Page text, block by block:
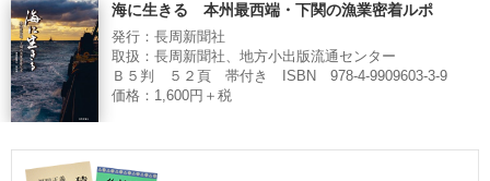
海に生きる 本州最西端・下関の漁業密着ルポ
発行：長周新聞社
取扱：長周新聞社、地方小出版流通センター
Ｂ５判 ５２頁 帯付き ISBN 978-4-9909603-3-9
価格：1,600円＋税